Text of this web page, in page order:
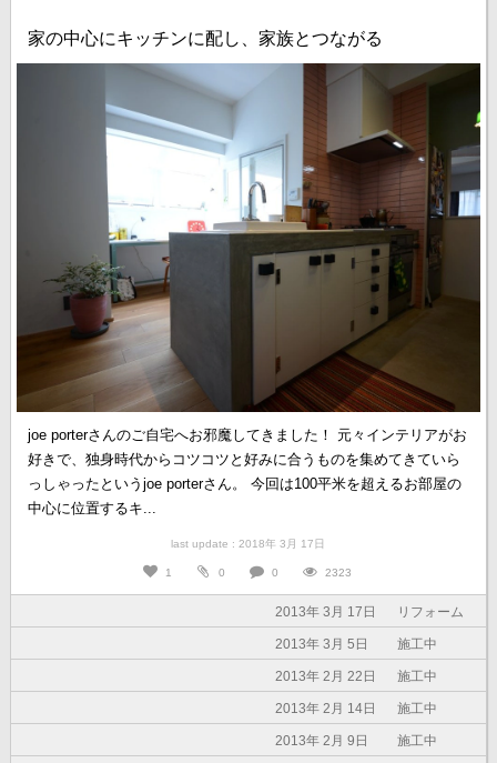
家の中心にキッチンに配し、家族とつながる
joe porterさんのご自宅へお邪魔してきました！ 元々インテリアがお
好きで、独身時代からコツコツと好みに合うものを集めてきていら
っしゃったというjoe porterさん。 今回は100平米を超えるお部屋の
中心に位置するキ...
last update : 2018年 3月 17日
1 0 0 2323
2013年 3月 17日 リフォーム
2013年 3月 5日 施工中
2013年 2月 22日 施工中
2013年 2月 14日 施工中
2013年 2月 9日 施工中